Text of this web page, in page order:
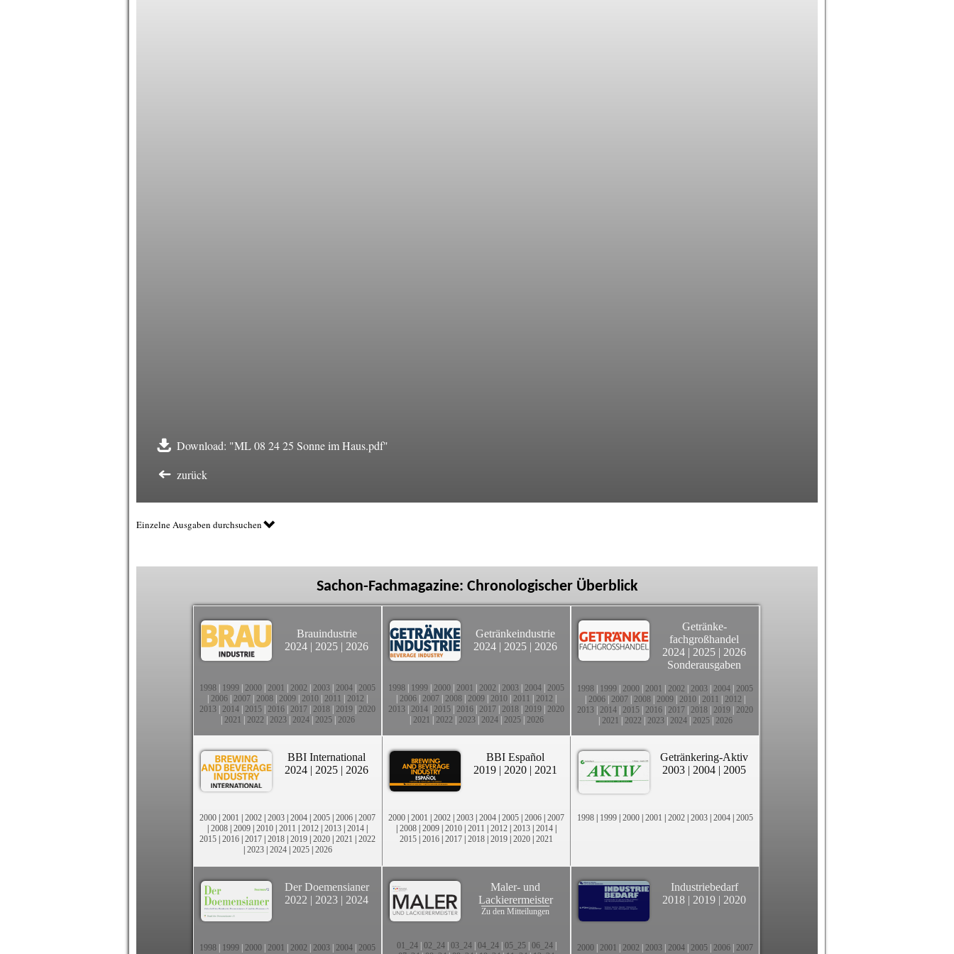
Download: "ML 08 24 25 Sonne im Haus.pdf"
zurück
Einzelne Ausgaben durchsuchen
Sachon-Fachmagazine: Chronologischer Überblick
Brauindustrie
2024 | 2025 | 2026
1998 1999 2000 2001 2002 2003 2004 2005
2006 2007 2008 2009 2010 2011 2012
2013 2014 2015 2016 2017 2018 2019 2020
2021 2022 2023| 2024| 2025| 2026
Getränkeindustrie
2024 | 2025 | 2026
1998 1999 2000 2001 2002 2003 2004 2005
2006 2007 2008 2009 2010 2011 2012
2013 2014 2015 2016 2017 2018 2019 2020
2021 2022 2023| 2024| 2025| 2026
Getränke-
fachgroßhandel
2024 | 2025 | 2026
Sonderausgaben
1998 1999 2000 2001 2002 2003 2004 2005
2006 2007 2008 2009 2010 2011 2012
2013 2014 2015 2016 2017 2018 2019 2020
2021 2022 2023| 2024| 2025| 2026
BBI International
2024 | 2025 | 2026
2000 | 2001 | 2002 | 2003 | 2004 | 2005 | 2006 | 2007
| 2008 | 2009 | 2010 | 2011 | 2012 | 2013 | 2014 |
2015 | 2016 | 2017 | 2018 | 2019 | 2020 | 2021 | 2022
| 2023| 2024| 2025| 2026
BBI Español
2019 | 2020 | 2021
2000 | 2001 | 2002 | 2003 | 2004 | 2005 | 2006 | 2007
| 2008 | 2009 | 2010 | 2011 | 2012 | 2013 | 2014 |
2015 | 2016 | 2017 | 2018 | 2019 | 2020 | 2021
Getränkering-Aktiv
2003 | 2004 | 2005
1998 | 1999 | 2000 | 2001 | 2002 | 2003 | 2004 | 2005
Der Doemensianer
2022 | 2023 | 2024
1998 1999 2000 2001 2002 2003 2004 2005
Maler- und
Lackierermeister
Zu den Mitteilungen
01_24| 02_24| 03_24| 04_24| 05_25| 06_24|
Industriebedarf
2018 | 2019 | 2020
2000 2001 2002 2003 2004 2005 2006 2007